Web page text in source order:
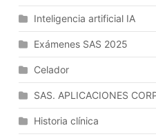
Del
Inteligencia artificial IA
Exámenes SAS 2025
Celador
SAS. APLICACIONES
Historia clínica